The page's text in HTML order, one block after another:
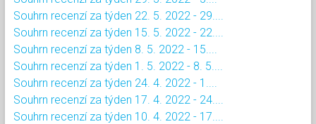
Souhrn recenzí za týden 22. 5. 2022 - 29....
Souhrn recenzí za týden 15. 5. 2022 - 22....
Souhrn recenzí za týden 8. 5. 2022 - 15....
Souhrn recenzí za týden 1. 5. 2022 - 8. 5....
Souhrn recenzí za týden 24. 4. 2022 - 1....
Souhrn recenzí za týden 17. 4. 2022 - 24....
Souhrn recenzí za týden 10. 4. 2022 - 17....